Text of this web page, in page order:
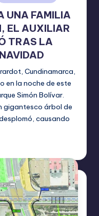
UNA FAMILIA
EL AUXILIAR
TRAS LA
Cundinamarca,
en la noche de este
Simón Bolívar.
gigantesco árbol de
causando